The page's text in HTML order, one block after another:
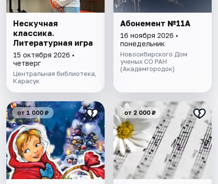
Нескучная
классика.
Литературная игра
15 октября 2026 •
четверг
Центральная библиотека,
Карасук
Абонемент №11А
16 ноября 2026 •
понедельник
Новосибирского Дом
ученых СО РАН
(Академгородок)
от 1 000 ₽ от 2 000 ₽